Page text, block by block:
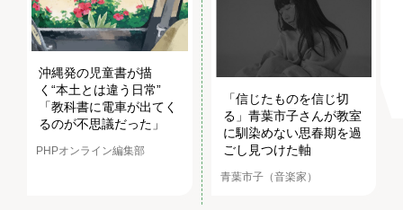
沖縄発の児童書が描
く“本土とは違う日常”
「教科書に電車が出てく
るのが不思議だった」
PHPオンライン編集部
「信じたものを信じ切
る」青葉市子さんが教室
に馴染めない思春期を過
ごし見つけた軸
青葉市子（音楽家）